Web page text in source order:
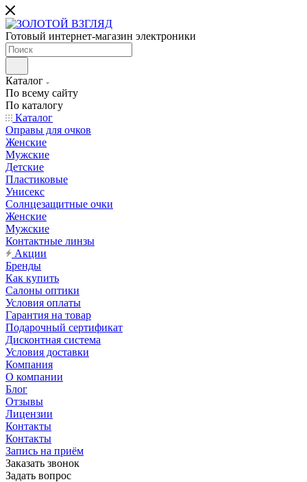
Готовый интернет-магазин электроники
Каталог
По всему сайту
По каталогу
Каталог
Оправы для очков
Женские
Мужские
Детские
Пластиковые
Унисекс
Солнцезащитные очки
Женские
Мужские
Контактные линзы
Акции
Бренды
Как купить
Салоны оптики
Условия оплаты
Гарантия на товар
Подарочный сертификат
Дисконтная система
Условия доставки
Компания
О компании
Блог
Отзывы
Лицензии
Контакты
Контакты
Запись на приём
Заказать звонок
Задать вопрос